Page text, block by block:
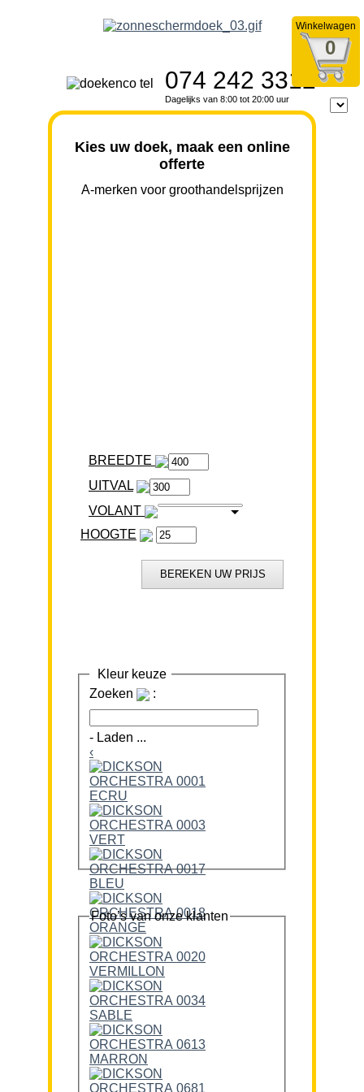
Winkelwagen
0
074 242 3312
Dagelijks van 8:00 tot 20:00 uur
Kies uw doek, maak een online
offerte
A-merken voor groothandelsprijzen
BREEDTE
VOLANT
HOOGTE
Kleur keuze
Zoeken
:
- Laden ...
‹
Foto’s van onze klanten